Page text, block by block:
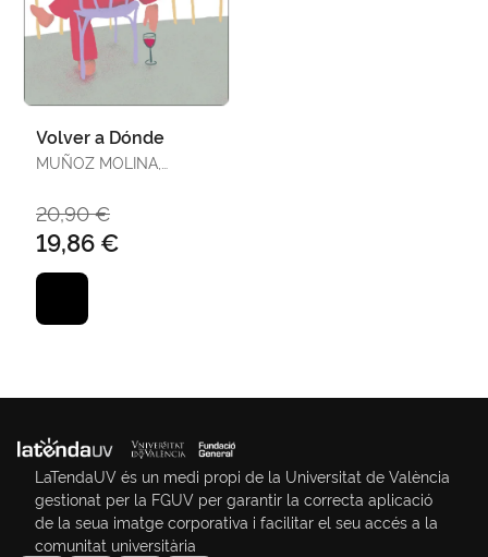
Volver a Dónde
MUÑOZ MOLINA,
20,90 €
19,86 €
LaTendaUV és un medi propi de la Universitat de València
gestionat per la FGUV per garantir la correcta aplicació
de la seua imatge corporativa i facilitar el seu accés a la
comunitat universitària